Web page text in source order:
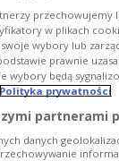
przechowujemy
w plikach
wybory lub
prawnie
wybory będą
Polityka prywatności
partnerami
danych